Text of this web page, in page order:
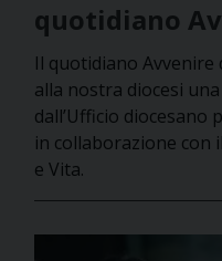
quotidiano
Il quotidiano Avvenire
alla nostra diocesi
dall’Ufficio diocesano
in collaborazione con
e Vita.